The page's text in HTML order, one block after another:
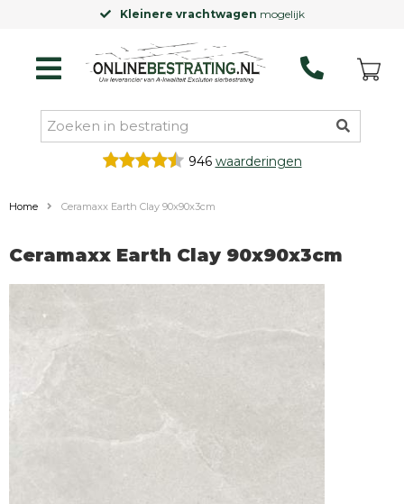
Kleinere vrachtwagen mogelijk
946 waarderingen
Home Ceramaxx Earth Clay 90x90x3cm
Ceramaxx Earth Clay 90x90x3cm